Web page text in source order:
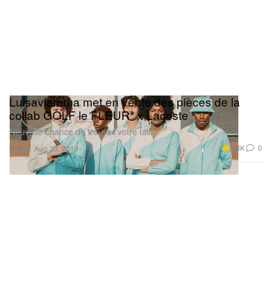
Mode
Luisaviaroma met en vente des pièces de la
collab GOLF le FLEUR* x Lacoste
Nouvelle chance de trouver votre taille.
Aug 20, 2019 2.8K 0